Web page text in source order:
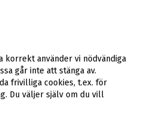
korrekt använder vi nödvändiga
går inte att stänga av.
frivilliga cookies, t.ex. för
Du väljer själv om du vill